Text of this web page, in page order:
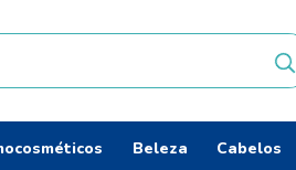
Beleza Cabelos
Termos mais